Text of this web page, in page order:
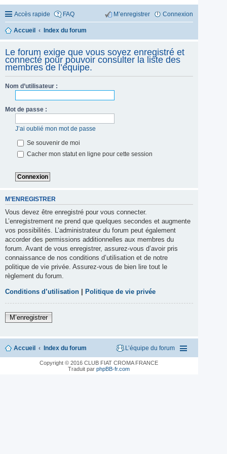
Accès rapide FAQ Connexion
M’enregistrer
Accueil Index du forum
Le forum exige que vous soyez enregistré et
connecté pour pouvoir consulter la liste des
membres de l’équipe.
Nom d’utilisateur :
Mot de passe :
J’ai oublié mon mot de passe
Se souvenir de moi
Cacher mon statut en ligne pour cette session
M’ENREGISTRER
Vous devez être enregistré pour vous connecter.
L’enregistrement ne prend que quelques secondes et augmente
vos possibilités. L’administrateur du forum peut également
accorder des permissions additionnelles aux membres du
forum. Avant de vous enregistrer, assurez-vous d’avoir pris
connaissance de nos conditions d’utilisation et de notre
politique de vie privée. Assurez-vous de bien lire tout le
règlement du forum.
Conditions d’utilisation Politique de vie privée
M’enregistrer
Accueil Index du forum L’équipe du forum
Copyright © 2016 CLUB FIAT CROMA FRANCE
Traduit parphpBB-fr.com